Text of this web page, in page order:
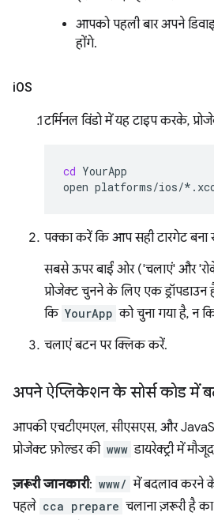
आपको पहली बार अपने
होंगे.
iOS
टर्मिनल विंडो में यह टाइप करके,
cd YourApp
open
पक्का करें कि आप सही टारगेट बना
सबसे ऊपर बाईं ओर ('चलाएं' और
प्रोजेक्ट चुनने के लिए एक
कि YourApp को चुना गया है, न
चलाएं बटन पर क्लिक करें.
अपने ऐप्लिकेशन के सोर्स कोड में
आपकी एचटीएमएल, सीएसएस, और
प्रोजेक्ट फ़ोल्डर की www डायरेक्ट्री में
ज़रूरी जानकारी: www/ में बदलाव करने
पहले cca prepare चलाना ज़रूरी है